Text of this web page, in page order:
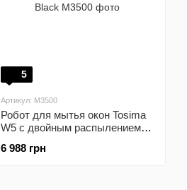
5
Артикул: M3500
Робот для мытья окон Tosima
W5 с двойным распылением
6 988 грн